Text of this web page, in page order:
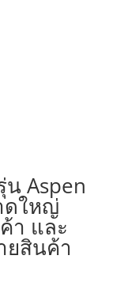
Aspen
ดใหญ่
า และ
สินค้า